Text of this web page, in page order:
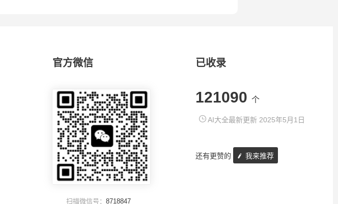
官方微信
扫描微信号：8718847
已收录
121090 个
AI大全最新更新 2025年5月1日
还有更赞的 我来推荐